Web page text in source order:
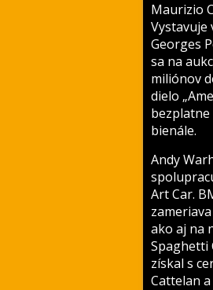
Maurizio
Vystavuje
Georges
sa na
miliónov
dielo
bienále.
Andy
Art Car.
ako aj na
Spaghetti
získal s
Cattelan